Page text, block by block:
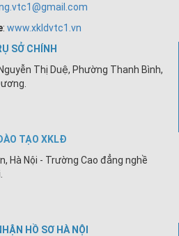
: www.xkldvtc1.vn
SỞ CHÍNH
Thị Duệ, Phường Thanh Bình,
TẠO XKLĐ
Hà Nội - Trường Cao đẳng nghề
HỒ SƠ HÀ NỘI